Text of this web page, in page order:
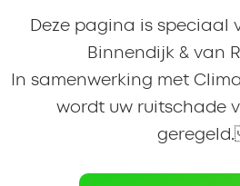
Deze pagina is speciaal
Binnendijk & van
In samenwerking met
wordt uw ruitschade